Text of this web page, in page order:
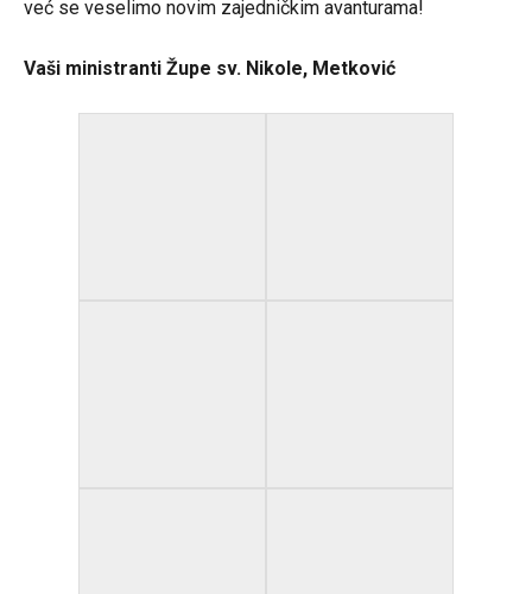
već se veselimo novim zajedničkim avanturama!
Vaši ministranti Župe sv. Nikole, Metković